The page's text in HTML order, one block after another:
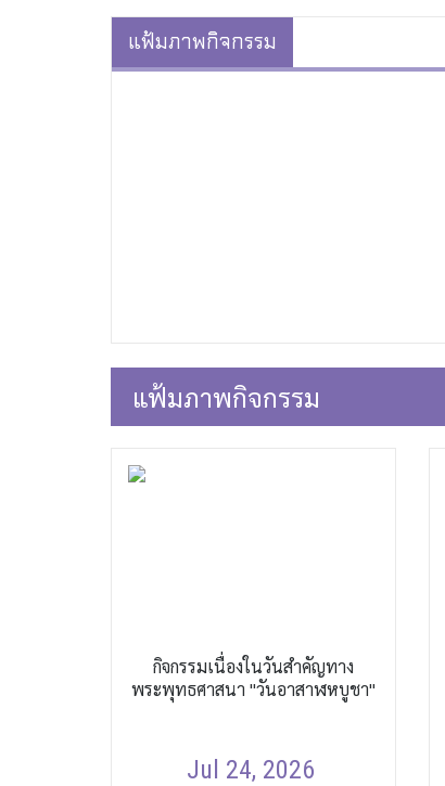
แฟ้มภาพกิจกรรม
แฟ้มภาพกิจกรรม
กิจกรรมเนื่องในวันสำคัญทาง
พระพุทธศาสนา "วันอาสาฬหบูชา"
Jul 24, 2026